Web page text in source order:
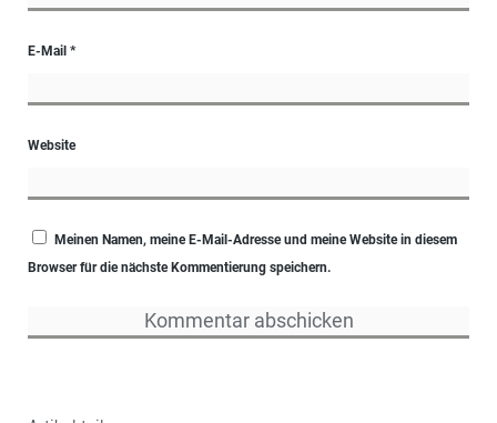
E-Mail *
Website
Meinen Namen, meine E-Mail-Adresse und meine Website in diesem
Browser für die nächste Kommentierung speichern.